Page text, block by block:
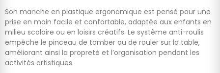
Son manche en plastique ergonomique est pensé pour une
prise en main facile et confortable, adaptée aux enfants en
milieu scolaire ou en loisirs créatifs. Le système anti-roulis
empêche le pinceau de tomber ou de rouler sur la table,
améliorant ainsi la propreté et l’organisation pendant les
activités artistiques.